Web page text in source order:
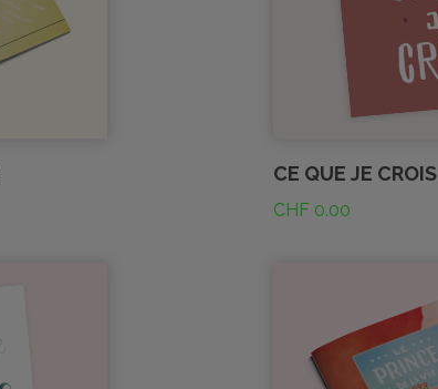
CE QUE JE CROIS
CHF 0.00